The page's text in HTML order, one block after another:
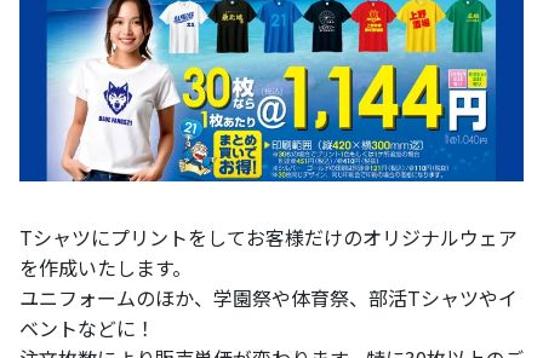
Tシャツにプリントをしてお客様だけのオリジナルウェア
を作成いたします。
ユニフォームのほか、学園祭や体育祭、部活Tシャツやイ
ベントなどに！